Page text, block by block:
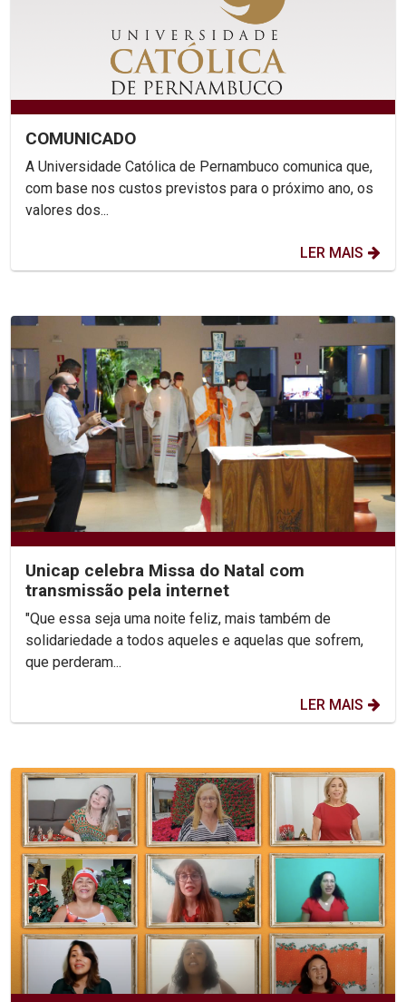
COMUNICADO
A Universidade Católica de Pernambuco comunica que,
com base nos custos previstos para o próximo ano, os
valores dos...
LER MAIS
Unicap celebra Missa do Natal com
transmissão pela internet
"Que essa seja uma noite feliz, mais também de
solidariedade a todos aqueles e aquelas que sofrem,
que perderam...
LER MAIS